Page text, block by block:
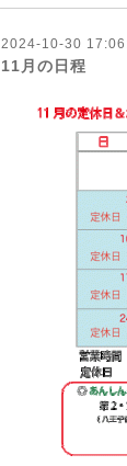
2024-10-30
11月の日程